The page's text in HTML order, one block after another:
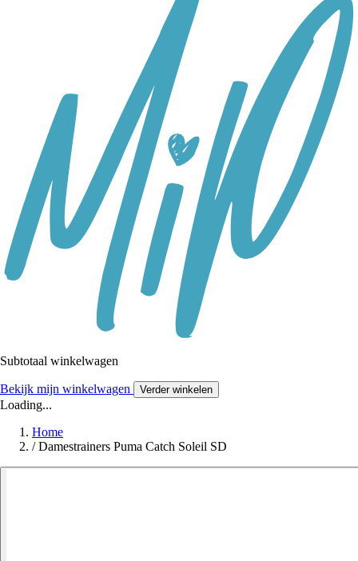
Subtotaal winkelwagen
Bekijk mijn winkelwagen Verder winkelen
Loading...
Home
/ Damestrainers Puma Catch Soleil SD